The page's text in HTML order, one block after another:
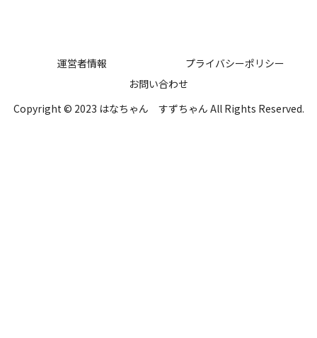
運営者情報
プライバシーポリシー
お問い合わせ
Copyright © 2023 はなちゃん すずちゃん All Rights Reserved.